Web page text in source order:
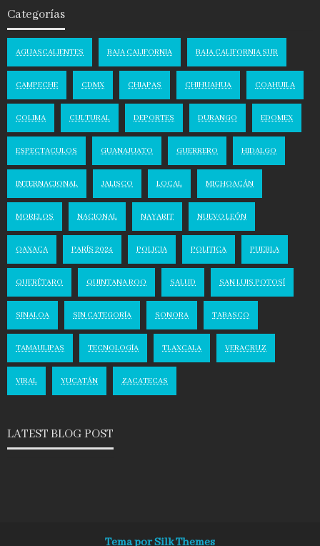
Categorías
AGUASCALIENTES BAJA CALIFORNIA BAJA CALIFORNIA SUR
CAMPECHE CDMX CHIAPAS CHIHUAHUA COAHUILA
COLIMA CULTURAL DEPORTES DURANGO EDOMEX
ESPECTACULOS GUANAJUATO GUERRERO HIDALGO
INTERNACIONAL JALISCO LOCAL MICHOACÁN
MORELOS NACIONAL NAYARIT NUEVO LEÓN
OAXACA PARÍS 2024 POLICIA POLITICA PUEBLA
QUERÉTARO QUINTANA ROO SALUD SAN LUIS POTOSÍ
SINALOA SIN CATEGORÍA SONORA TABASCO
TAMAULIPAS TECNOLOGÍA TLAXCALA VERACRUZ
VIRAL YUCATÁN ZACATECAS
LATEST BLOG POST
Tema por Silk Themes